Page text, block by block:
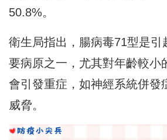
50.8%。
衛生局指出，腸病毒71型是引
要病原之一，尤其對年齡較小
會引發重症，如神經系統併發
威脅。